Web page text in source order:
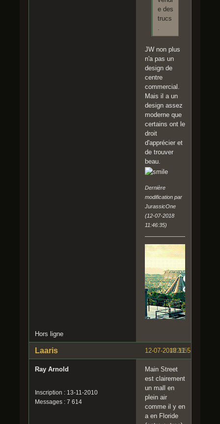
e des
trucs
.
JW non plus
n'a pas un
design de
centre
commercial.
Mais il a un
design assez
moderne que
certains ont le
droit
d'apprécier et
de trouver
beau.
Dernière
modification par
JurassicOne
(12-07-2018
11:46:35)
Hors ligne
#2265
12-07-2018 11:51:01
Laaris
Ray Arnold
Inscription : 13-11-2010
Messages : 7 614
Main Street
est clairement
un mall en
plein air
comme il y en
a en Floride